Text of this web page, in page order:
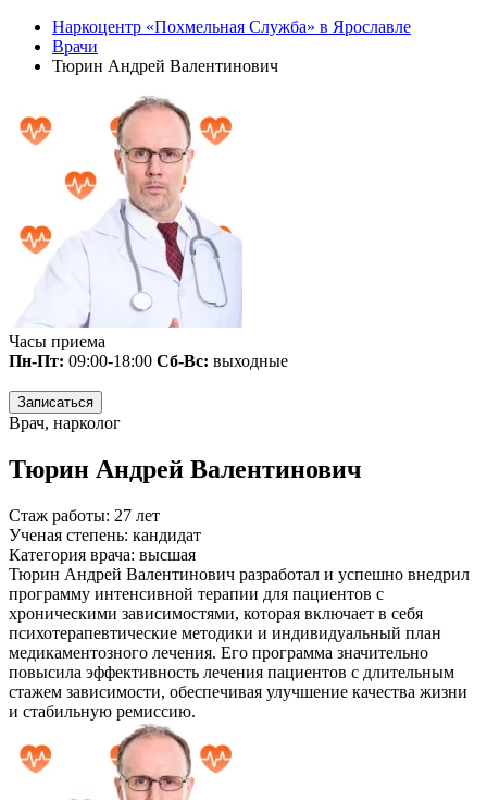
Наркоцентр «Похмельная Служба» в Ярославле
Врачи
Тюрин Андрей Валентинович
Часы приема
Пн-Пт: 09:00-18:00 Сб-Вс: выходные
Записаться
Врач, нарколог
Тюрин Андрей Валентинович
Стаж работы: 27 лет
Ученая степень: кандидат
Категория врача: высшая
Тюрин Андрей Валентинович разработал и успешно внедрил
программу интенсивной терапии для пациентов с
хроническими зависимостями, которая включает в себя
психотерапевтические методики и индивидуальный план
медикаментозного лечения. Его программа значительно
повысила эффективность лечения пациентов с длительным
стажем зависимости, обеспечивая улучшение качества жизни
и стабильную ремиссию.